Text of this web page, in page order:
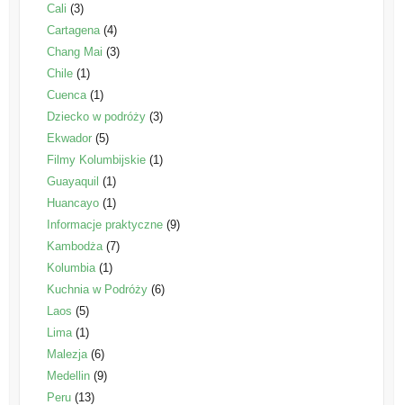
Cali (3)
Cartagena(4)
Chang Mai (3)
Chile(1)
Cuenca(1)
Dziecko w podróży(3)
Ekwador(5)
Filmy Kolumbijskie(1)
Guayaquil (1)
Huancayo(1)
Informacje praktyczne(9)
Kambodża(7)
Kolumbia(1)
Kuchnia w Podróży(6)
Laos (5)
Lima(1)
Malezja(6)
Medellin(9)
Peru(13)